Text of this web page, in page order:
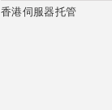
香港伺服器托管